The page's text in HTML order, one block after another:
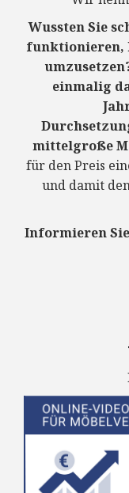
Wussten Sie
funktionieren,
einmalig
mittelgroße
für den Preis
und damit
Informieren